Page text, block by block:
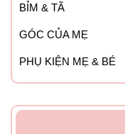
BỈM & TÃ
GÓC CỦA MẸ
PHỤ KIỆN MẸ & BÉ